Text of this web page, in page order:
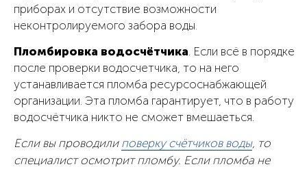
приборах и отсутствие возможности
неконтролируемого забора воды.
Пломбировка водосчётчика. Если всё в порядке
после проверки водосчетчика, то на него
устанавливается пломба ресурсоснабжающей
организации. Эта пломба гарантирует, что в работу
водосчётчика никто не сможет вмешаеться.
Если вы проводили поверку счётчиков воды, то
специалист осмотрит пломбу. Если пломба не